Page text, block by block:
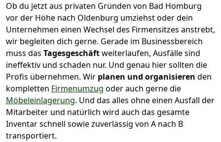
Ob du jetzt aus privaten Gründen von Bad Homburg
vor der Höhe nach Oldenburg umziehst oder dein
Unternehmen einen Wechsel des Firmensitzes anstrebt,
wir begleiten dich gerne. Gerade im Businessbereich
muss das Tagesgeschäftweiterlaufen, Ausfälle sind
ineffektiv und schaden nur. Und genau hier sollten die
Profis übernehmen. Wir planen und organisieren den
kompletten Firmenumzug oder auch gerne die
Möbeleinlagerung. Und das alles ohne einen Ausfall der
Mitarbeiter und natürlich wird auch das gesamte
Inventar schnell sowie zuverlässig von A nach B
transportiert.